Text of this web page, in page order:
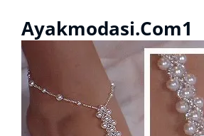
Ayakmodasi.com1